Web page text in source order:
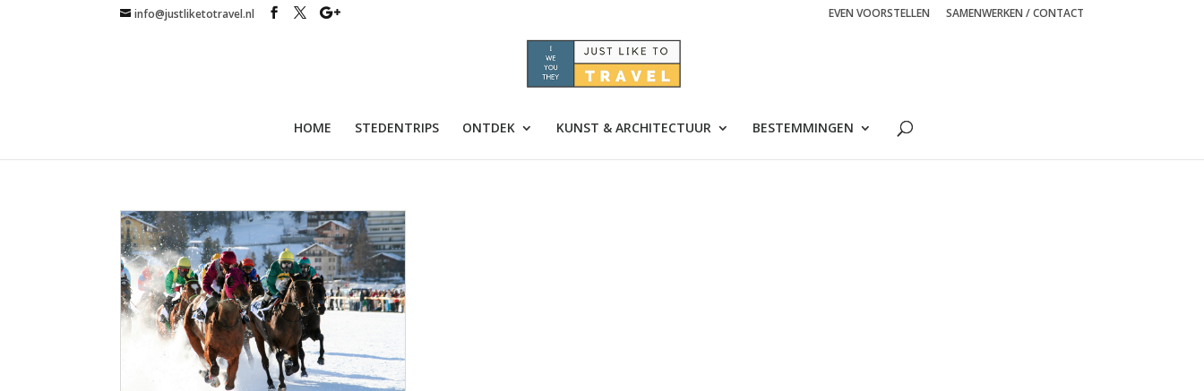
info@justliketotravel.nl EVEN VOORSTELLEN SAMENWERKEN / CONTACT
HOME STEDENTRIPS ONTDEK KUNST & ARCHITECTUUR BESTEMMINGEN